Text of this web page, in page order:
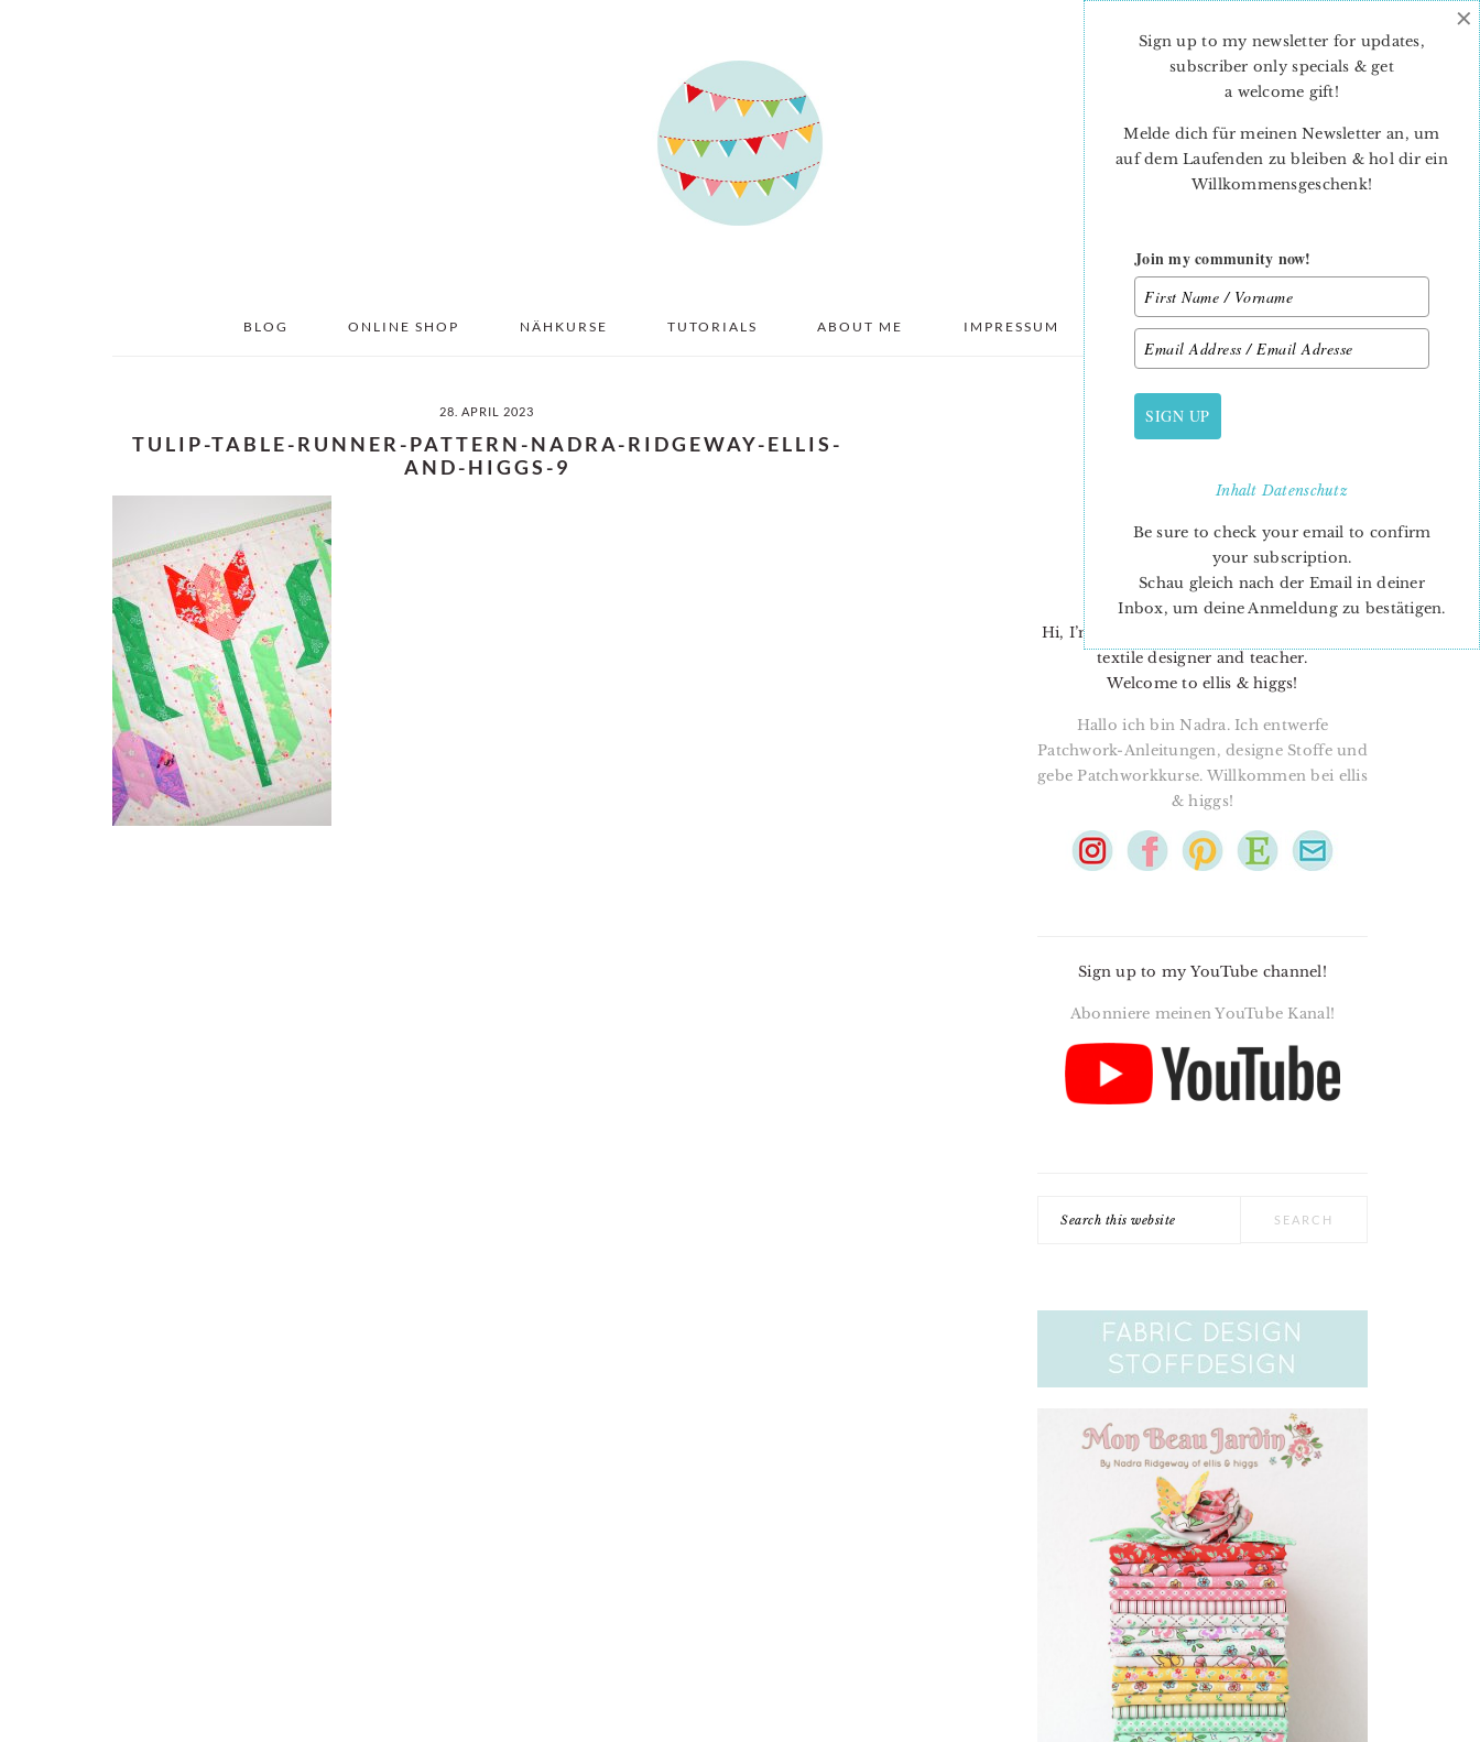
BLOG ONLINE SHOP NÄHKURSE TUTORIALS ABOUT ME IMPRESSUM DATENSCHUTZ
28. APRIL 2023
TULIP-TABLE-RUNNER-PATTERN-NADRA-RIDGEWAY-ELLIS-
AND-HIGGS-9
PRIMARY
SIDEBAR
Hi, I’m Nadra. I’m a quilt pattern designer,
textile designer and teacher.
Welcome to ellis & higgs!
Hallo ich bin Nadra. Ich entwerfe
Patchwork-Anleitungen, designe Stoffe und
gebe Patchworkkurse. Willkommen bei ellis
& higgs!
Sign up to my YouTube channel!
Abonniere meinen YouTube Kanal!
Sign up to my newsletter for updates,
subscriber only specials & get
a welcome gift!
Melde dich für meinen Newsletter an, um
auf dem Laufenden zu bleiben & hol dir ein
Willkommensgeschenk!
Join my community now!
SIGN UP
InhaltDatenschutz
Be sure to check your email to confirm
your subscription.
Schau gleich nach der Email in deiner
Inbox, um deine Anmeldung zu bestätigen.
×